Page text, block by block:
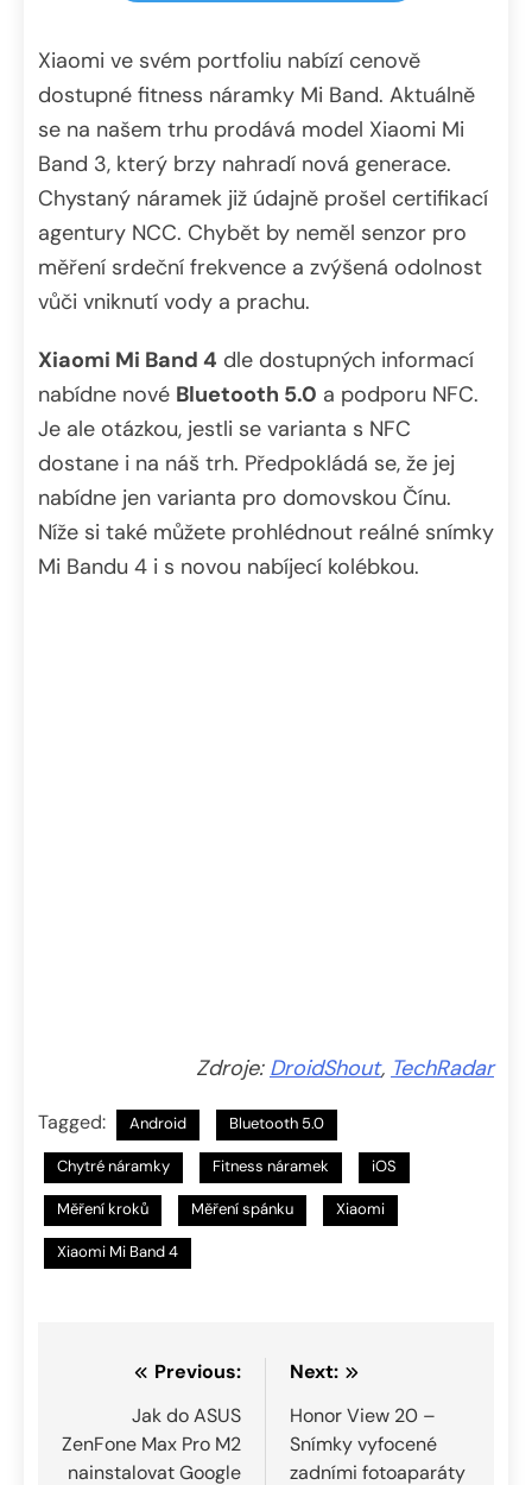
Xiaomi ve svém portfoliu nabízí cenově
dostupné fitness náramky Mi Band. Aktuálně
se na našem trhu prodává model Xiaomi Mi
Band 3, který brzy nahradí nová generace.
Chystaný náramek již údajně prošel certifikací
agentury NCC. Chybět by neměl senzor pro
měření srdeční frekvence a zvýšená odolnost
vůči vniknutí vody a prachu.
Xiaomi Mi Band 4 dle dostupných informací
nabídne nové Bluetooth 5.0 a podporu NFC.
Je ale otázkou, jestli se varianta s NFC
dostane i na náš trh. Předpokládá se, že jej
nabídne jen varianta pro domovskou Čínu.
Níže si také můžete prohlédnout reálné snímky
Mi Bandu 4 i s novou nabíjecí kolébkou.
Zdroje: DroidShout, TechRadar
Tagged: Android Bluetooth 5.0
Chytré náramky Fitness náramek iOS
Měření kroků Měření spánku Xiaomi
Xiaomi Mi Band 4
Navigace
příspěvek
Previous:
Jak do ASUS
ZenFone Max Pro M2
nainstalovat Google
Next:
Honor View 20 –
Snímky vyfocené
zadními fotoaparáty